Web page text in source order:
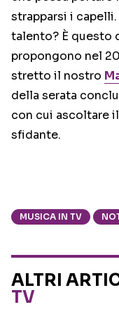
strapparsi i
talento? È questo
propongono nel
stretto il nostro
della serata
con cui ascoltare
sfidante.
MUSICA IN TV
ALTRI
TV